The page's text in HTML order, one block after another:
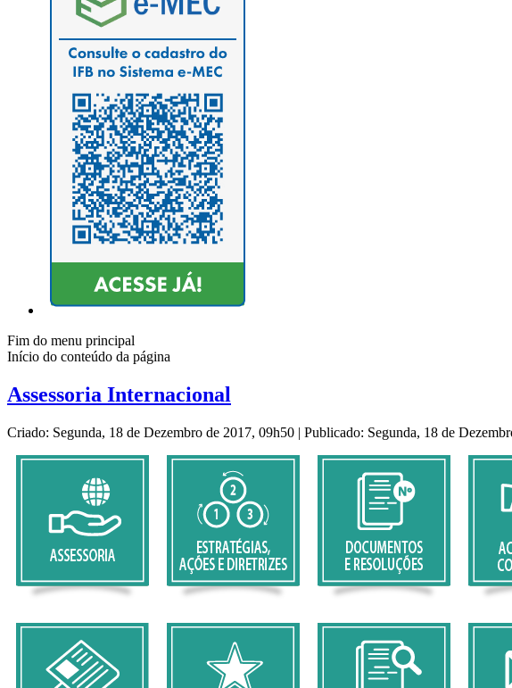
Fim do menu principal
Início do conteúdo da página
Assessoria Internacional
Criado: Segunda, 18 de Dezembro de 2017, 09h50 | Publicado: Segunda, 18 de